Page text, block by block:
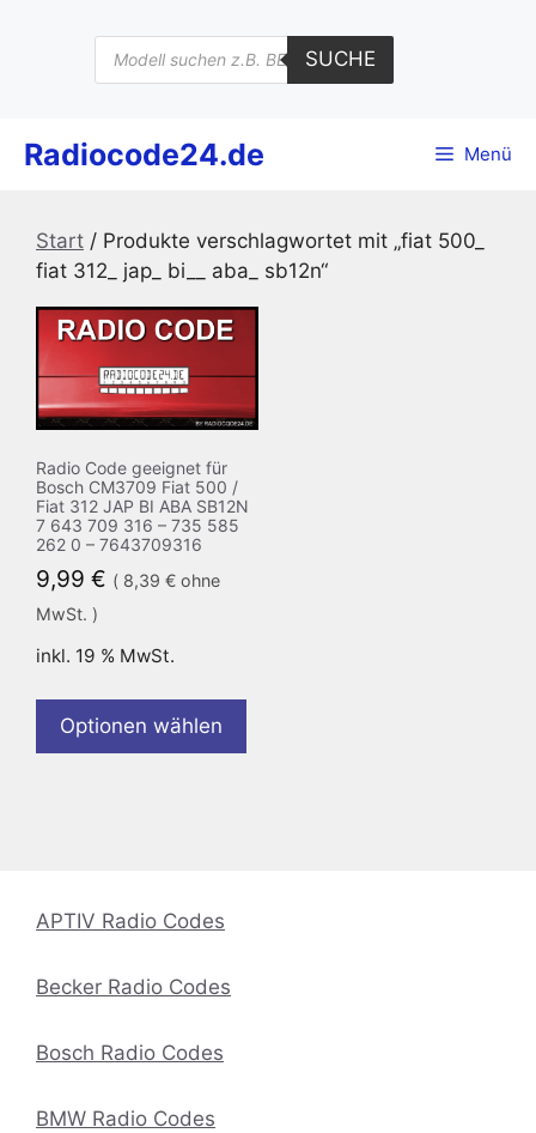
Products
search
SUCHE
Radiocode24.de Menü
Start / Produkte verschlagwortet mit „fiat 500_
fiat 312_ jap_ bi__ aba_ sb12n“
Radio Code geeignet für
Bosch CM3709 Fiat 500 /
Fiat 312 JAP BI ABA SB12N
7 643 709 316 – 735 585
262 0 – 7643709316
9,99 € ( 8,39 € ohne
MwSt. )
inkl. 19 % MwSt.
Optionen wählen
APTIV Radio Codes
Becker Radio Codes
Bosch Radio Codes
BMW Radio Codes